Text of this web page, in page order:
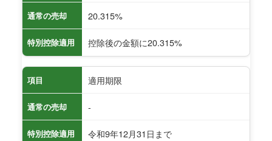
通常の売却 20.315%
特別控除適用 控除後の金額に20.315%
項目 適用期限
通常の売却 -
特別控除適用 令和9年12月31日まで